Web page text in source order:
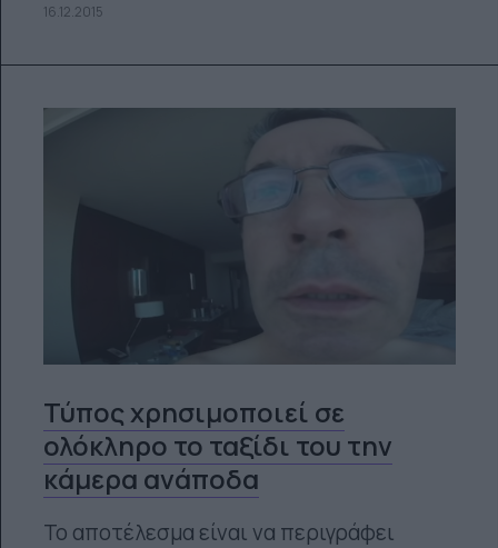
16.12.2015
Τύπος χρησιμοποιεί σε
ολόκληρο το ταξίδι του την
κάμερα ανάποδα
Το αποτέλεσμα είναι να περιγράφει